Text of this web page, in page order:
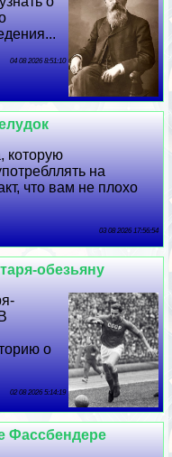
04 08 2026 8:51:10
которую
на
что вам не плохо
03 08 2026 17:56:54
обезьяну
о
02 08 2026 5:14:19
Фассбендере